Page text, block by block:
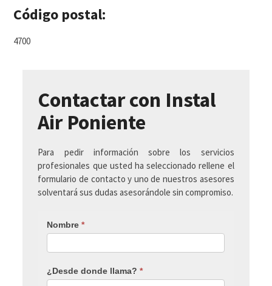
Código postal:
4700
Contactar con Instal
Air Poniente
Para pedir información sobre los servicios
profesionales que usted ha seleccionado rellene el
formulario de contacto y uno de nuestros asesores
solventará sus dudas asesorándole sin compromiso.
Nombre*
¿Desde donde llama?*